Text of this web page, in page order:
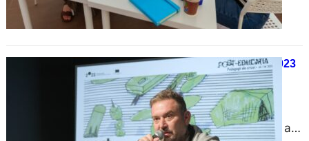
abordarea crizelor actuale și
crearea destrategii pentru un viitor
sustenabil prin valorificarea rolului
critic și emancipativ al artei și cel
inovativ al noilor tehnologii. Astfel
pe parcursul ultimului an au avut…
CONFERINȚA POST-EDUCAȚIA 2023
15/12/2023
28 octombrie 2023, Casa Artelor
Timișoara. Timpul și locul în care a